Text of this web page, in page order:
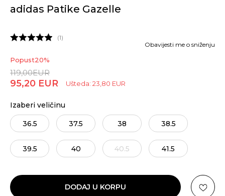
adidas Patike Gazelle
1
Popust20%
119,00EUR
95,20 EUR Ušteda: 23,80 EUR
Obavijesti me o sniženju
Izaberi veličinu
36.5 37.5 38 38.5
39.5 40 40.5 41.5
DODAJ U KORPU